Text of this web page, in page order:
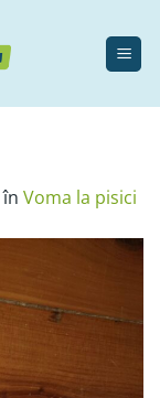
în Voma la pisici